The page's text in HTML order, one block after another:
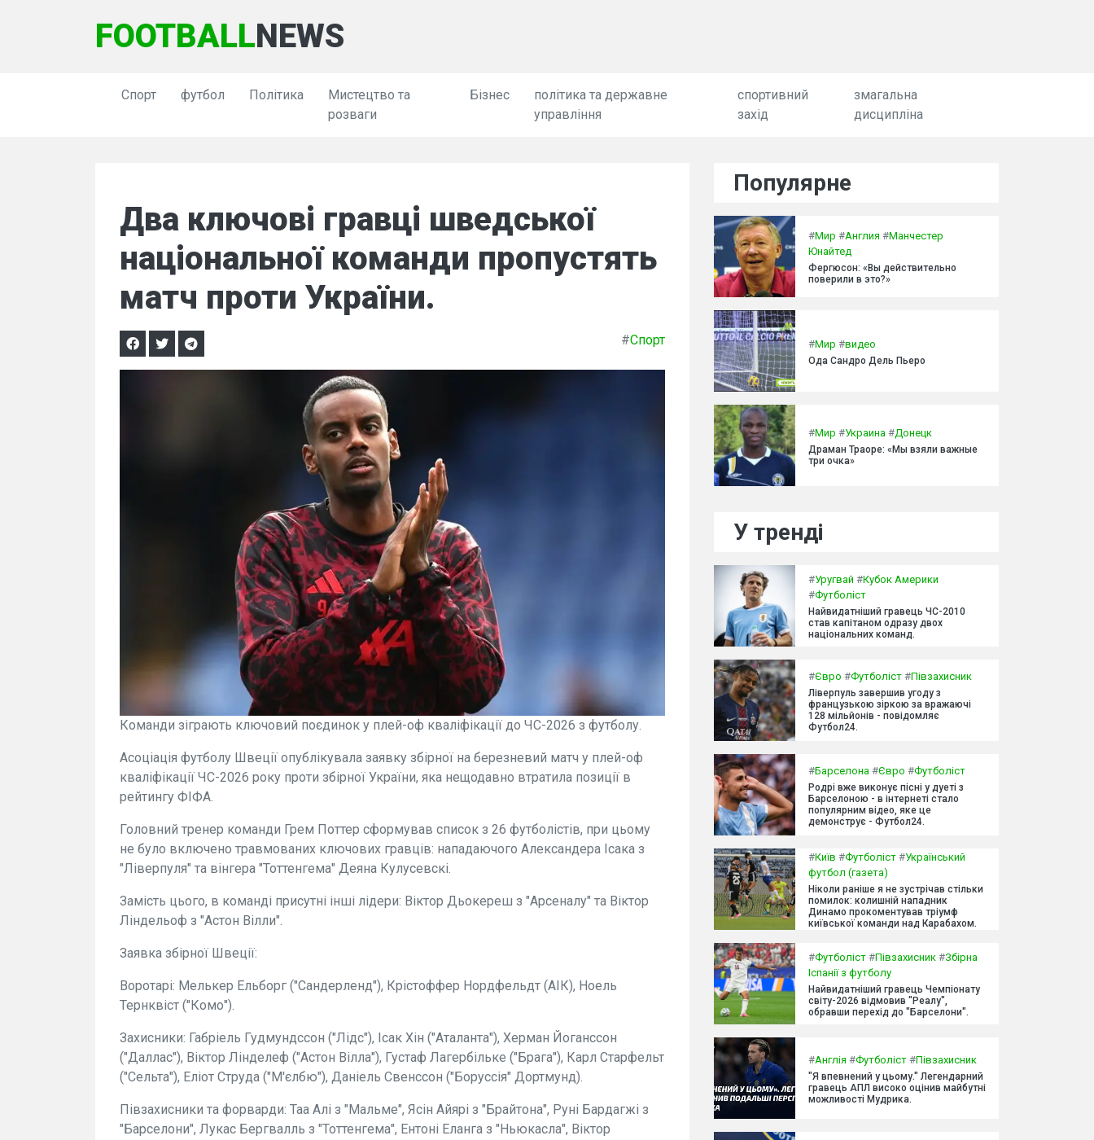
FOOTBALLNEWS
Спорт футбол Політика
Мистецтво та
розваги
Бізнес
політика та державне
управління
спортивний
захід
змагальна
дисципліна
Два ключові гравці шведської
національної команди пропустять
матч проти України.
#Спорт
Команди зіграють ключовий поєдинок у плей-оф кваліфікації до ЧС-2026 з футболу.
Асоціація футболу Швеції опублікувала заявку збірної на березневий матч у плей-оф
кваліфікації ЧС-2026 року проти збірної України, яка нещодавно втратила позиції в
рейтингу ФІФА.
Головний тренер команди Грем Поттер сформував список з 26 футболістів, при цьому
не було включено травмованих ключових гравців: нападаючого Александера Ісака з
"Ліверпуля" та вінгера "Тоттенгема" Деяна Кулусевскі.
Замість цього, в команді присутні інші лідери: Віктор Дьокереш з "Арсеналу" та Віктор
Ліндельоф з "Астон Вілли".
Заявка збірної Швеції:
Воротарі: Мелькер Ельборг ("Сандерленд"), Крістоффер Нордфельдт (АІК), Ноель
Тернквіст ("Комо").
Захисники: Габріель Гудмундссон ("Лідс"), Ісак Хін ("Аталанта"), Херман Йоганссон
("Даллас"), Віктор Лінделеф ("Астон Вілла"), Густаф Лагербільке ("Брага"), Карл Старфельт
("Сельта"), Еліот Струда ("М'єлбю"), Даніель Свенссон ("Боруссія" Дортмунд).
Півзахисники та форварди: Таа Алі з "Мальме", Ясін Айярі з "Брайтона", Руні Бардагжі з
"Барселони", Лукас Бергвалль з "Тоттенгема", Ентоні Еланга з "Ньюкасла", Віктор
Популярне
#Мир #Англия #Манчестер
Юнайтед
Фергюсон: «Вы действительно
поверили в это?»
#Мир #видео
Ода Сандро Дель Пьеро
#Мир #Украина #Донецк
Драман Траоре: «Мы взяли важные
три очка»
У тренді
#Уругвай #Кубок Америки
#Футболіст
Найвидатніший гравець ЧС-2010
став капітаном одразу двох
національних команд.
#Євро #Футболіст #Півзахисник
Ліверпуль завершив угоду з
французькою зіркою за вражаючі
128 мільйонів - повідомляє
Футбол24.
#Барселона #Євро #Футболіст
Родрі вже виконує пісні у дуеті з
Барселоною - в інтернеті стало
популярним відео, яке це
демонструє - Футбол24.
#Київ #Футболіст #Український
футбол (газета)
Ніколи раніше я не зустрічав стільки
помилок: колишній нападник
Динамо прокоментував тріумф
київської команди над Карабахом.
#Футболіст #Півзахисник #Збірна
Іспанії з футболу
Найвидатніший гравець Чемпіонату
світу-2026 відмовив "Реалу",
обравши перехід до "Барселони".
#Англія #Футболіст #Півзахисник
"Я впевнений у цьому." Легендарний
гравець АПЛ високо оцінив майбутні
можливості Мудрика.